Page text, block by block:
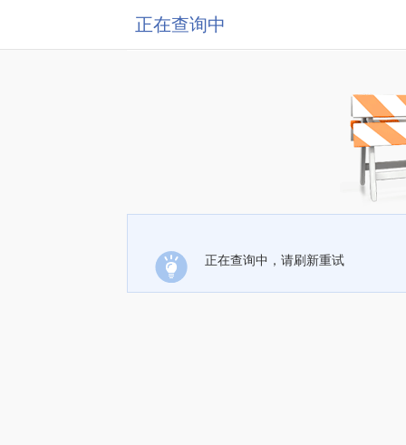
正在查询中
正在查询中，请刷新重试